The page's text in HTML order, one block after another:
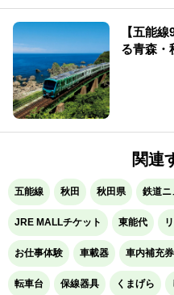
【五能
る青森・
関連
五能線 秋田 秋田県 鉄道ニ
JRE MALLチケット 東能代
お仕事体験 車載器 車内補充
転車台 保線器具 くまげら